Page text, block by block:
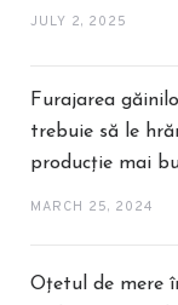
JULY 2, 2025
Furajarea
trebuie să le
producție mai
MARCH 25, 2024
Oțetul de mere